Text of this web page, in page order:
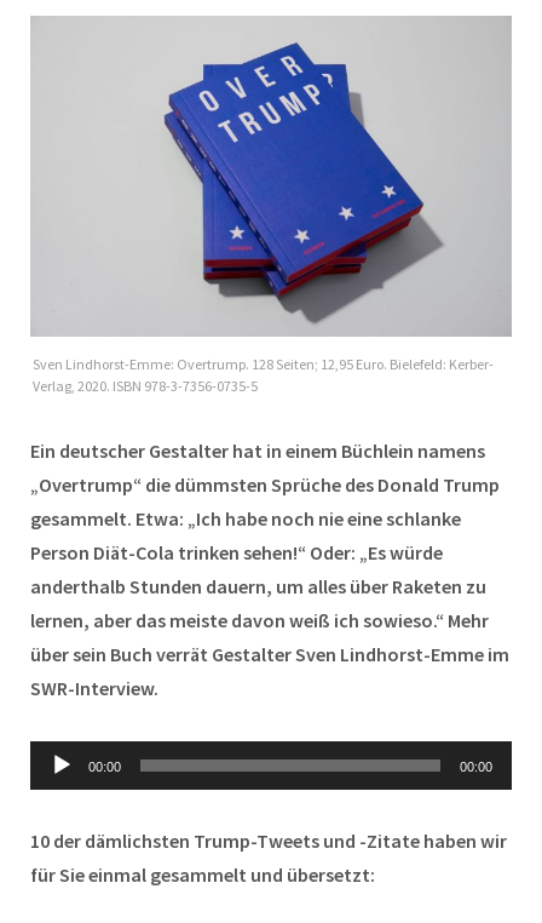
Sven Lindhorst-Emme: Overtrump. 128 Seiten; 12,95 Euro. Bielefeld: Kerber-
Verlag, 2020. ISBN 978-3-7356-0735-5
Ein deutscher Gestalter hat in einem Büchlein namens
„Overtrump“ die dümmsten Sprüche des Donald Trump
gesammelt. Etwa: „Ich habe noch nie eine schlanke
Person Diät-Cola trinken sehen!“ Oder: „Es würde
anderthalb Stunden dauern, um alles über Raketen zu
lernen, aber das meiste davon weiß ich sowieso.“ Mehr
über sein Buch verrät Gestalter Sven Lindhorst-Emme im
SWR-Interview.
Audio-
Player
00:00 00:00
10 der dämlichsten Trump-Tweets und -Zitate haben wir
für Sie einmal gesammelt und übersetzt: